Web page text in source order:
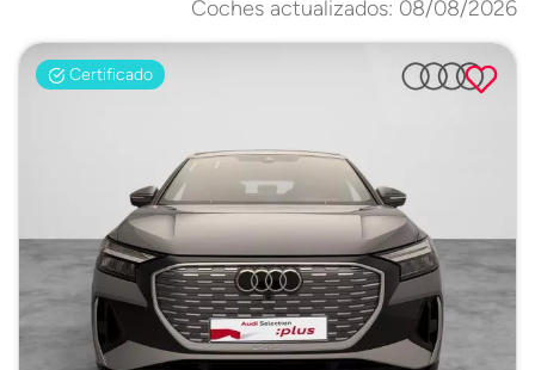
Coches actualizados: 08/08/2026
Certificado